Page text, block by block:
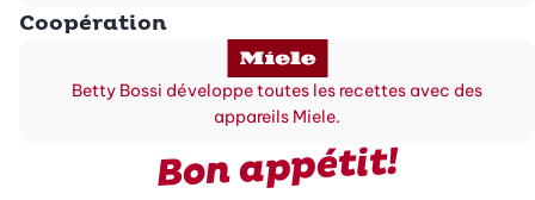
Coopération
Betty Bossi développe toutes les recettes avec des
appareils Miele.
Bon appétit!